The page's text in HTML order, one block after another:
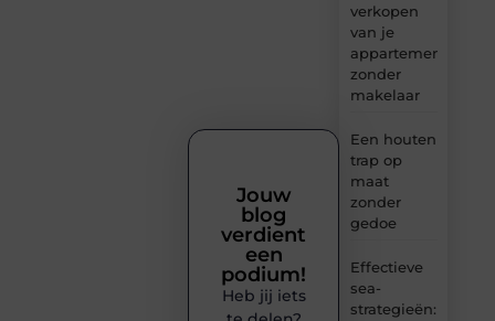
verkopen
van je
appartement
zonder
makelaar
Een houten
trap op
maat
zonder
gedoe
Effectieve
sea-
strategieën:
Jouw
blog
verdient
een
podium!
Heb jij iets